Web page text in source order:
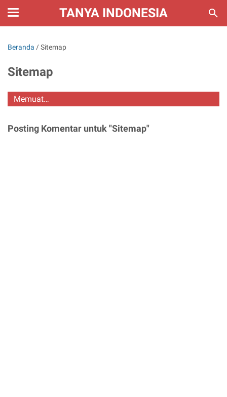
TANYA INDONESIA
Beranda /Sitemap
Sitemap
Memuat…
Posting Komentar untuk "Sitemap"